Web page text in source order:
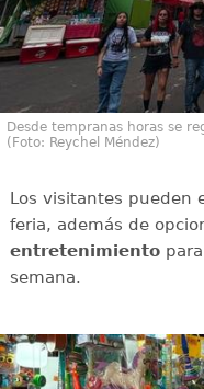
Desde tempranas horas se
(Foto: Reychel Méndez)
Los visitantes pueden
feria, además de
entretenimientopara
semana.